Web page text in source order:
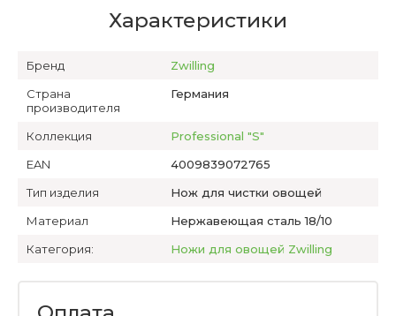
Характеристики
Бренд
Zwilling
Страна
производителя
Германия
Коллекция
Professional "S"
EAN
4009839072765
Тип изделия
Нож для чистки овощей
Материал
Нержавеющая сталь 18/10
Категория:
Ножи для овощей Zwilling